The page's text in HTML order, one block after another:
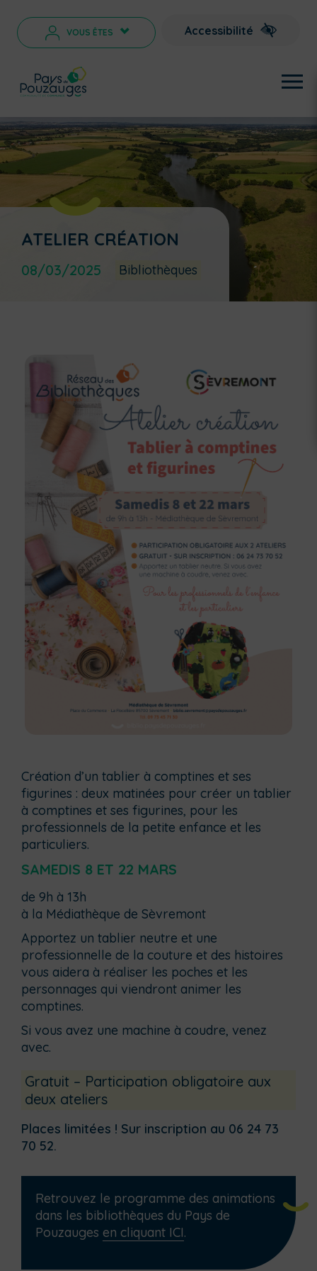
VOUS ÊTES > Accessibilité
ATELIER CRÉATION
08/03/2025 Bibliothèques
Création d’un tablier à comptines et ses
figurines : deux matinées pour créer un tablier
à comptines et ses figurines, pour les
professionnels de la petite enfance et les
particuliers.
SAMEDIS 8 ET 22 MARS
de 9h à 13h
à la Médiathèque de Sèvremont
Apportez un tablier neutre et une
professionnelle de la couture et des histoires
vous aidera à réaliser les poches et les
personnages qui viendront animer les
comptines.
Si vous avez une machine à coudre, venez
avec.
Gratuit – Participation obligatoire aux
deux ateliers
Places limitées ! Sur inscription au 06 24 73
70 52.
Retrouvez le programme des animations
dans les bibliothèques du Pays de
Pouzauges en cliquant ICI.